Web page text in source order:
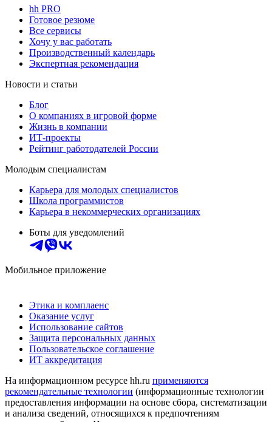
hh PRO
Готовое резюме
Все сервисы
Хочу у вас работать
Производственный календарь
Экспертная рекомендация
Новости и статьи
Блог
О компаниях в игровой форме
Жизнь в компании
ИТ-проекты
Рейтинг работодателей России
Молодым специалистам
Карьера для молодых специалистов
Школа программистов
Карьера в некоммерческих организациях
Боты для уведомлений
Мобильное приложение
Этика и комплаенс
Оказание услуг
Использование сайтов
Защита персональных данных
Пользовательское соглашение
ИТ аккредитация
На информационном ресурсе hh.ru применяются
рекомендательные технологии (информационные технологии
предоставления информации на основе сбора, систематизации
и анализа сведений, относящихся к предпочтениям